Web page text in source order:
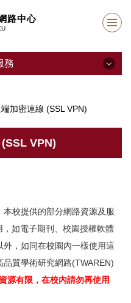
路中心
務
加密連線 (SSL VPN)
VPN)
校提供的部分網路資源及服
如電子期刊、校園授權軟體
，如同在校園內一樣使用這
質學術研究網路(TWAREN)
源有限，在校內請勿再使用